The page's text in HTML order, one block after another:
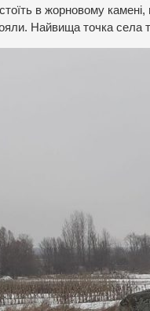
в жорновому
Найвища точка села